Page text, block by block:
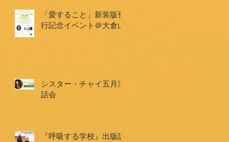
「愛すること」新装版刊
行記念イベント＠大倉山
シスター・チャイ五月法
話会
『呼吸する学校』出版記